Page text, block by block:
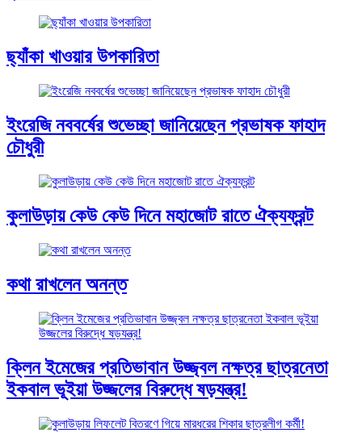
ছ্যাঁকা খাওয়ার উপকারিতা
ইংরেজি নববর্ষের শুভেচ্ছা জানিয়েছেন প্রভাষক ফাহাদ
চৌধুরী
কুলাউড়ায় কেউ কেউ দিনে মহাজোট রাতে ঐক্যফ্রন্ট
কথা রাখলেন অনন্ত
ক্লিন ইমেজের প্রতিভাবান উজ্জ্বল নক্ষত্র ছাত্রনেতা
ইকবাল ভূইয়া উজ্জলের বিরুদ্ধে ষড়যন্ত্র!